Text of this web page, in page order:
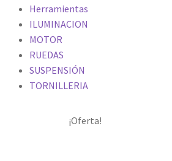
Herramientas
ILUMINACION
MOTOR
RUEDAS
SUSPENSIÓN
TORNILLERIA
¡Oferta!